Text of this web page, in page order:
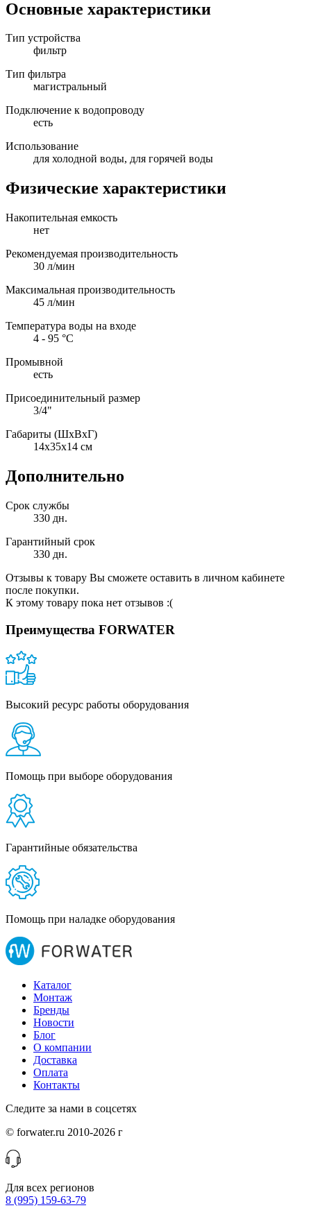
Основные характеристики
Тип устройства
фильтр
Тип фильтра
магистральный
Подключение к водопроводу
есть
Использование
для холодной воды, для горячей воды
Физические характеристики
Накопительная емкость
нет
Рекомендуемая производительность
30 л/мин
Максимальная производительность
45 л/мин
Температура воды на входе
4 - 95 °С
Промывной
есть
Присоединительный размер
3/4"
Габариты (ШхВхГ)
14x35x14 см
Дополнительно
Срок службы
330 дн.
Гарантийный срок
330 дн.
Отзывы к товару Вы сможете оставить в личном кабинете
после покупки.
К этому товару пока нет отзывов :(
Преимущества FORWATER
Высокий ресурс работы оборудования
Помощь при выборе оборудования
Гарантийные обязательства
Помощь при наладке оборудования
Каталог
Монтаж
Бренды
Новости
Блог
О компании
Доставка
Оплата
Контакты
Следите за нами в соцсетях
© forwater.ru 2010-2026 г
Для всех регионов
8 (995) 159-63-79